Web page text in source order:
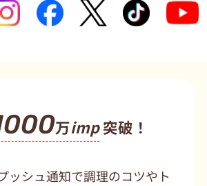
万imp突破！
ッシュ通知で調理のコツやト